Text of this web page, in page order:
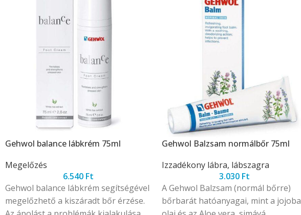
Gehwol balance lábkrém 75ml
Megelőzés
6.540 Ft
Gehwol balance lábkrém segítségével
megelőzhető a kiszáradt bőr érzése.
Gehwol Balzsam normálbőr 75ml
Izzadékony lábra, lábszagra
3.030 Ft
A Gehwol Balzsam (normál bőrre)
bőrbarát hatóanyagai, mint a jojoba